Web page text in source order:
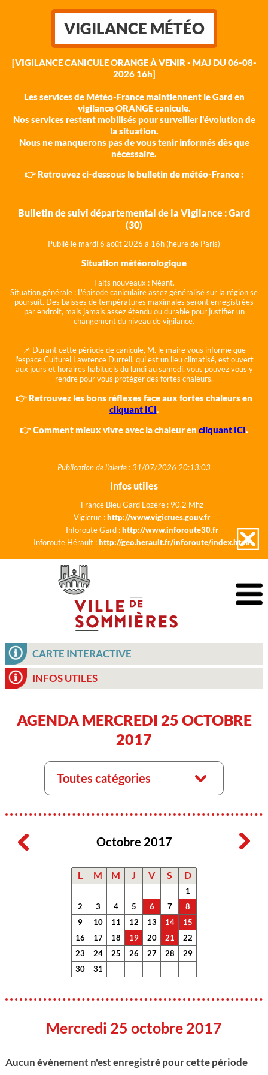
VIGILANCE MÉTÉO
[VIGILANCE CANICULE ORANGE À VENIR - MAJ DU 06-08-
2026 16h]
Les services de Météo-France maintiennent le Gard en
vigilance ORANGE canicule.
Nos services restent mobilisés pour surveiller l'évolution de
la situation.
Nous ne manquerons pas de vous tenir informés dès que
nécessaire.
👉 Retrouvez ci-dessous le bulletin de météo-France :
Bulletin de suivi départemental de la Vigilance : Gard
(30)
Publié le mardi 6 août 2026 à 16h (heure de Paris)
Situation météorologique
Faits nouveaux : Néant.
Situation générale : L'épisode caniculaire assez généralisé sur la région se
poursuit. Des baisses de températures maximales seront enregistrées
par endroit, mais jamais assez étendu ou durable pour justifier un
changement du niveau de vigilance.
📌 Durant cette période de canicule, M. le maire vous informe que
l'espace Culturel Lawrence Durrell, qui est un lieu climatisé, est ouvert
aux jours et horaires habituels du lundi au samedi, vous pouvez vous y
rendre pour vous protéger des fortes chaleurs.
👉 Retrouvez les bons réflexes face aux fortes chaleurs en
cliquant ICI.
👉 Comment mieux vivre avec la chaleur en cliquant ICI.
Publication de l'alerte : 31/07/2026 20:13:03
Infos utiles
France Bleu Gard Lozère : 90.2 Mhz
Vigicrue :http://www.vigicrues.gouv.fr
Inforoute Gard :http://www.inforoute30.fr
Inforoute Hérault :http://geo.herault.fr/inforoute/index.html
CARTE INTERACTIVE
INFOS UTILES
AGENDA MERCREDI 25 OCTOBRE
2017
Toutes catégories
Octobre 2017
L M M J V S D
1
2
3 4 5 6 7
8
9
10 11 12 13 14
15
16
17 18 19 20 21
22
23
24 25 26 27 28
29
30
31
Mercredi 25 octobre 2017
Aucun évènement n'est enregistré pour cette période